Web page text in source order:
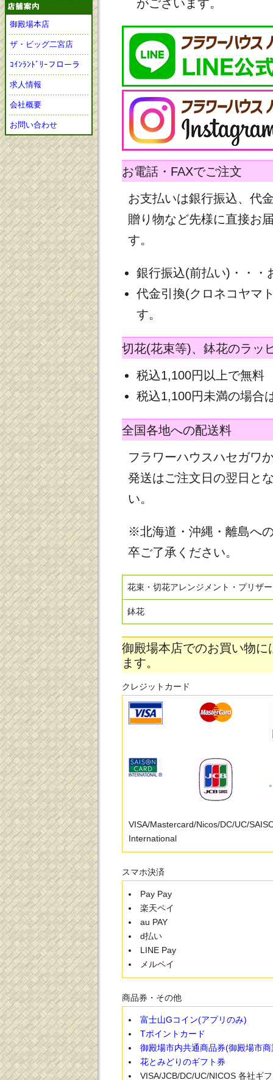
御殿場本店
ザ・ビッグ二宮店
ｺｲﾝﾗﾝﾄﾞﾘｰフローラ
求人情報
会社概要
お問い合わせ
がございます。
お電話・FAXでご注文
お支払いは銀行振込、代
贈り物など先様に直接お
す。
銀行振込(前払い)・・・
代金引換(クロネコヤマ
す。
切花(花束等)、鉢花のラッ
税込1,100円以上で無料
税込1,100円未満の場合
全国各地への配送料
フラワーハウスハセガワ
発送はご注文日の翌日と
い。
※北海道・沖縄・離島へ
卒ご了承ください。
花束・切花アレンジメント・プリザ
鉢花
御殿場本店でのお買い物
ます。
クレジットカード
VISA/Mastercard/Nicos/DC/UC/
International
スマホ決済
Pay Pay
楽天ペイ
au PAY
d払い
LINE Pay
メルペイ
商品券・その他
富士山Gコイン(アプリのみ)
Tポイントカード
御殿場市内共通商品券(御殿場市
花とみどりのギフト券
VISA/JCB/DC/UC/NICOS 各社ギ